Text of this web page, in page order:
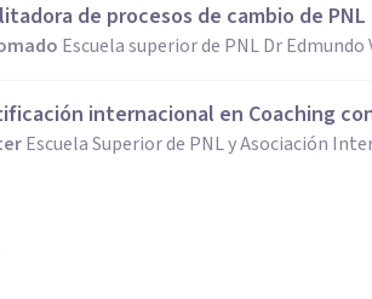
de procesos de cambio de PNL
Escuela superior de PNL Dr Edmundo
internacional en Coaching
Escuela Superior de PNL y Asociación